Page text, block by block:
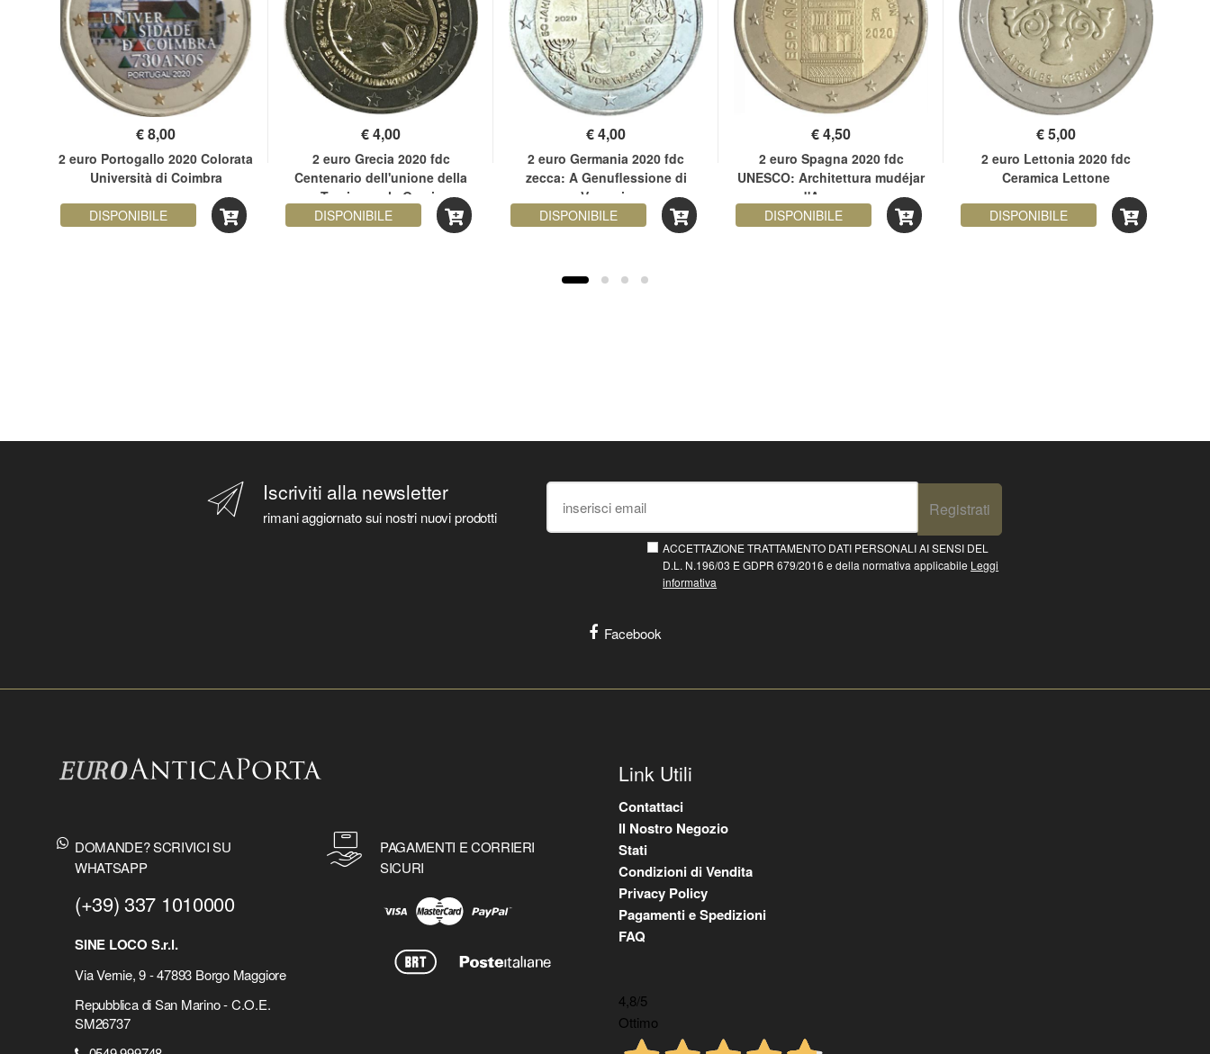
€8,00
2 euro Portogallo 2020 Colorata
Università di Coimbra
DISPONIBILE
€4,00
2 euro Grecia 2020 fdc
Centenario dell'unione della
Tracia con la Grecia
DISPONIBILE
€4,00
2 euro Germania 2020 fdc
zecca: A Genuflessione di
Varsavia
DISPONIBILE
€4,50
2 euro Spagna 2020 fdc
UNESCO: Architettura mudéjar
d'Aragona
DISPONIBILE
€5,00
2 euro Lettonia 2020 fdc
Ceramica Lettone
DISPONIBILE
Iscriviti alla newsletter
rimani aggiornato sui nostri nuovi prodotti Registrati
ACCETTAZIONE TRATTAMENTO DATI PERSONALI AI SENSI DEL
D.L. N.196/03 E GDPR 679/2016 e della normativa applicabile Leggi
informativa
Facebook
DOMANDE? SCRIVICI SU
WHATSAPP
(+39) 337 1010000
SINE LOCO S.r.l.
Via Vernie, 9 - 47893 Borgo Maggiore
Repubblica di San Marino - C.O.E.
SM26737
PAGAMENTI E CORRIERI
SICURI
Link Utili
Contattaci
Il Nostro Negozio
Stati
Condizioni di Vendita
Privacy Policy
Pagamenti e Spedizioni
FAQ
4,8/5
Ottimo